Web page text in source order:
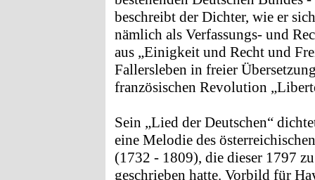
beschreibt der Dichter, wie er
nämlich als Verfassungs- und
aus „Einigkeit und Recht und
Fallersleben in freier
französischen Revolution
Sein „Lied der Deutschen“
eine Melodie des
(1732 - 1809), die dieser 1797
geschrieben hatte. Vorbild für